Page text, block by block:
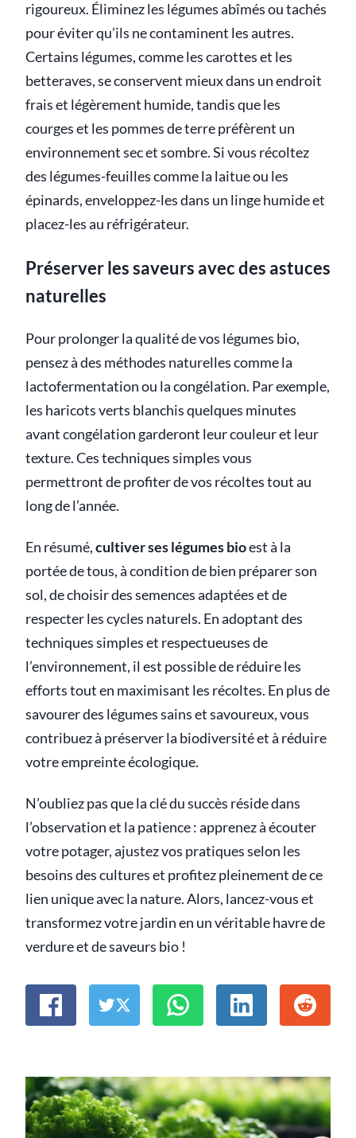
rigoureux. Éliminez les légumes abîmés ou tachés
pour éviter qu’ils ne contaminent les autres.
Certains légumes, comme les carottes et les
betteraves, se conservent mieux dans un endroit
frais et légèrement humide, tandis que les
courges et les pommes de terre préfèrent un
environnement sec et sombre. Si vous récoltez
des légumes-feuilles comme la laitue ou les
épinards, enveloppez-les dans un linge humide et
placez-les au réfrigérateur.
Préserver les saveurs avec des astuces
naturelles
Pour prolonger la qualité de vos légumes bio,
pensez à des méthodes naturelles comme la
lactofermentation ou la congélation. Par exemple,
les haricots verts blanchis quelques minutes
avant congélation garderont leur couleur et leur
texture. Ces techniques simples vous
permettront de profiter de vos récoltes tout au
long de l’année.
En résumé,cultiver ses légumes bioest à la
portée de tous, à condition de bien préparer son
sol, de choisir des semences adaptées et de
respecter les cycles naturels. En adoptant des
techniques simples et respectueuses de
l’environnement, il est possible de réduire les
efforts tout en maximisant les récoltes. En plus de
savourer des légumes sains et savoureux, vous
contribuez à préserver la biodiversité et à réduire
votre empreinte écologique.
N’oubliez pas que la clé du succès réside dans
l’observation et la patience : apprenez à écouter
votre potager, ajustez vos pratiques selon les
besoins des cultures et profitez pleinement de ce
lien unique avec la nature. Alors, lancez-vous et
transformez votre jardin en un véritable havre de
verdure et de saveurs bio !